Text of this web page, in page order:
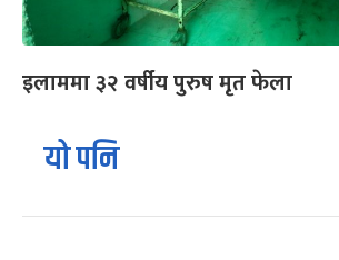
इलाममा ३२ वर्षीय पुरुष मृत फेला
यो पनि